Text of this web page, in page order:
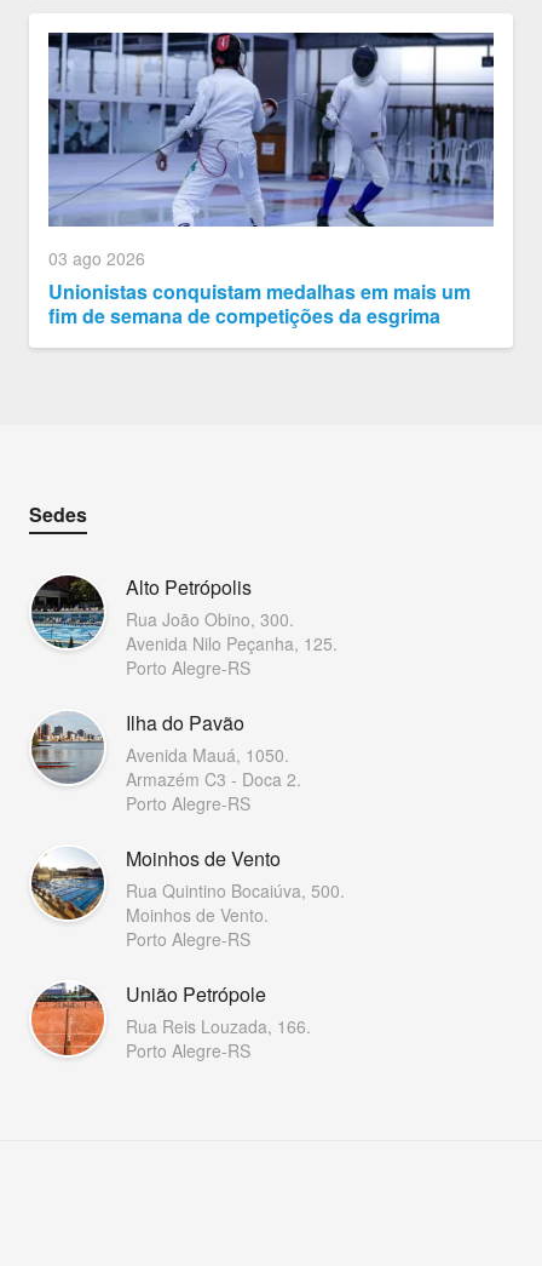
03 ago 2026
Unionistas conquistam medalhas em mais um
fim de semana de competições da esgrima
Sedes
Alto Petrópolis
Rua João Obino, 300.
Avenida Nilo Peçanha, 125.
Porto Alegre-RS
Ilha do Pavão
Avenida Mauá, 1050.
Armazém C3 - Doca 2.
Porto Alegre-RS
Moinhos de Vento
Rua Quintino Bocaiúva, 500.
Moinhos de Vento.
Porto Alegre-RS
União Petrópole
Rua Reis Louzada, 166.
Porto Alegre-RS